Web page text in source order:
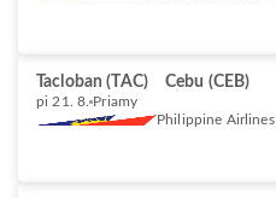
Tacloban (TAC) Cebu (CEB)
pi 21. 8. Priamy
Philippine Airlines